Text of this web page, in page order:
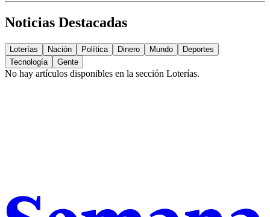
Noticias Destacadas
Loterías Nación Política Dinero Mundo
Deportes
Tecnología
Gente
No hay artículos disponibles en la sección Loterías.